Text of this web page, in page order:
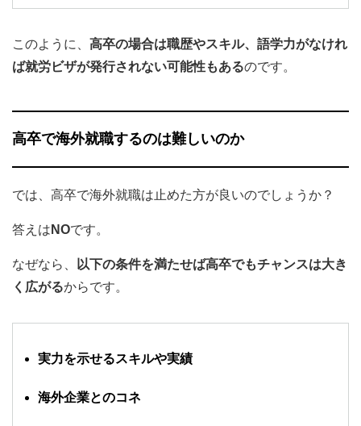
このように、 高卒の場合は職歴やスキル、語学力がなけれ
ば就労ビザが発行されない可能性もあるのです。
高卒で海外就職するのは難しいのか
では、高卒で海外就職は止めた方が良いのでしょうか？
答えは NOです。
なぜなら、
以下の条件を満たせば高卒でもチャンスは大き
く広がるからです。
実力を示せるスキルや実績
海外企業とのコネ